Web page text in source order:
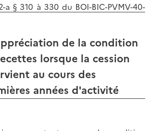
a § 310 à 330 du BOI-BIC-PVMV-40-
de la condition
lorsque la cession
au cours des
années d'activité